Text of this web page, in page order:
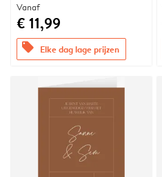
Vanaf
€ 11,99
offers Elke dag lage prijzen